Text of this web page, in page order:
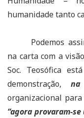
humanidade tanto
Podemos
na carta com a
Soc. Teosófica
demonstração,
organizacional para
“agora provaram-se